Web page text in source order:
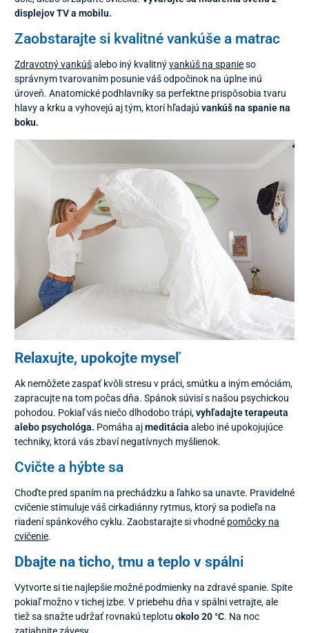
displejov TV a mobilu.
Zaobstarajte si kvalitné vankúše a matrac
Zdravotný vankúšalebo iný kvalitnývankúš na spanieso
správnym tvarovaním posunie váš odpočinok na úplne inú
úroveň. Anatomické podhlavníky sa perfektne prispôsobia tvaru
hlavy a krku a vyhovejú aj tým, ktorí hľadajú vankúš na spanie na
boku.
Relaxujte, upokojte myseľ
Ak nemôžete zaspať kvôli stresu v práci, smútku a iným emóciám,
zapracujte na tom počas dňa. Spánok súvisí s našou psychickou
pohodou. Pokiaľ vás niečo dlhodobo trápi,vyhľadajte terapeuta
alebo psychológa. Pomáha ajmeditácia alebo iné upokojujúce
techniky, ktorá vás zbaví negatívnych myšlienok.
Cvičte a hýbte sa
Choďte pred spaním na prechádzku a ľahko sa unavte. Pravidelné
cvičenie stimuluje váš cirkadiánny rytmus, ktorý sa podieľa na
riadení spánkového cyklu. Zaobstarajte si vhodné pomôcky na
cvičenie.
Dbajte na ticho, tmu a teplo v spálni
Vytvorte si tie najlepšie možné podmienky na zdravé spanie. Spite
pokiaľ možno v tichej izbe. V priebehu dňa v spálni vetrajte, ale
tiež sa snažte udržať rovnakú teplotu okolo 20 °C. Na noc